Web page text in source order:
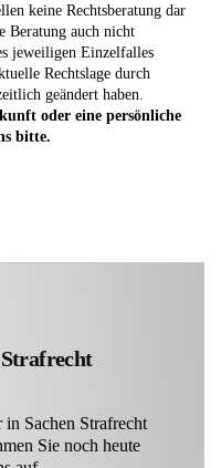
keine Rechtsberatung dar
Beratung auch nicht
jeweiligen Einzelfalles
Rechtslage durch
geändert haben.
oder eine persönliche
bitte.
Sachen Strafrecht
Sie noch heute